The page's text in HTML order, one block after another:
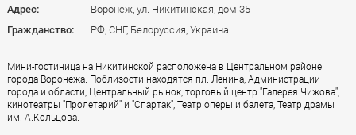
Адрес:
Воронеж, ул. Никитинская, дом 35
Гражданство:
РФ, СНГ, Белоруссия, Украина
Мини-гостиница на Никитинской расположена в Центральном районе
города Воронежа. Поблизости находятся пл. Ленина, Администрации
города и области, Центральный рынок, торговый центр "Галерея Чижова",
кинотеатры "Пролетарий" и "Спартак", Театр оперы и балета, Театр драмы
им. А.Кольцова.